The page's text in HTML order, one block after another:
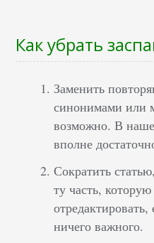
Как убрать
Заменить
синонимами или
возможно. В
вполне
Сократить
ту часть,
ничего важного.